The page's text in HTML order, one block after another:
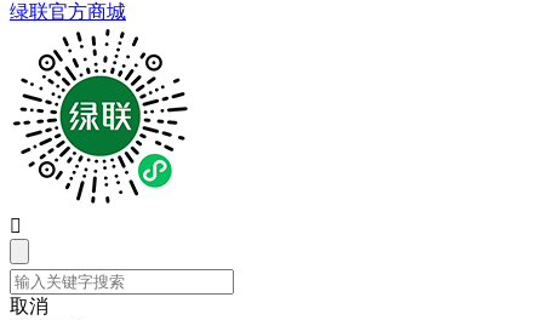
绿联官方商城

取消